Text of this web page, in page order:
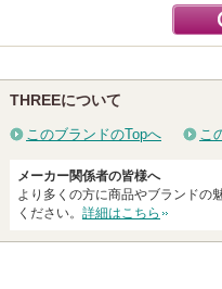
THREEについて
このブランドのTopへ こ
メーカー関係者の皆様へ
より多くの方に商品やブランドの
ください。 詳細はこちら